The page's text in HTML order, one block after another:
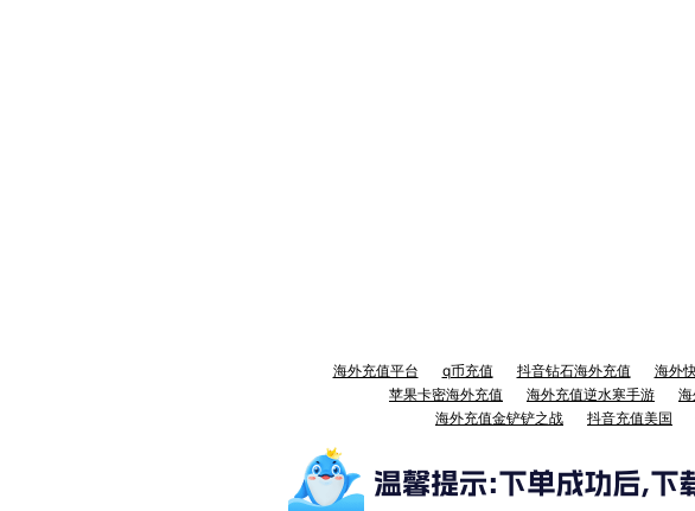
海外充值平台 q币充值 抖音钻石海外充值 海外
苹果卡密海外充值
海外充值逆水寒手游
海外充值金铲铲之战
抖音充值美国